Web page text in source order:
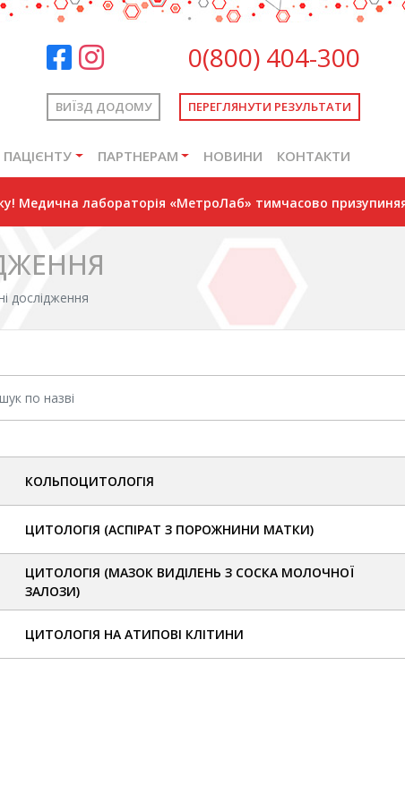
0(800) 404-300
ВИЇЗД ДОДОМУ ПЕРЕГЛЯНУТИ РЕЗУЛЬТАТИ
ПАЦІЄНТУ ПАРТНЕРАМ НОВИНИ КОНТАКТИ
Медична лабораторія «МетроЛаб» тимчасово
дослідження
КОЛЬПОЦИТОЛОГІЯ
ЦИТОЛОГІЯ (АСПІРАТ З ПОРОЖНИНИ МАТКИ)
ЦИТОЛОГІЯ (МАЗОК ВИДІЛЕНЬ З СОСКА МОЛОЧНОЇ
ЗАЛОЗИ)
ЦИТОЛОГІЯ НА АТИПОВІ КЛІТИНИ